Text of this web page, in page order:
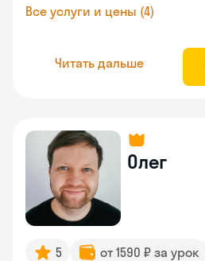
Все услуги и цены (4)
Читать дальше
Олег
5 от 1590 ₽ за урок